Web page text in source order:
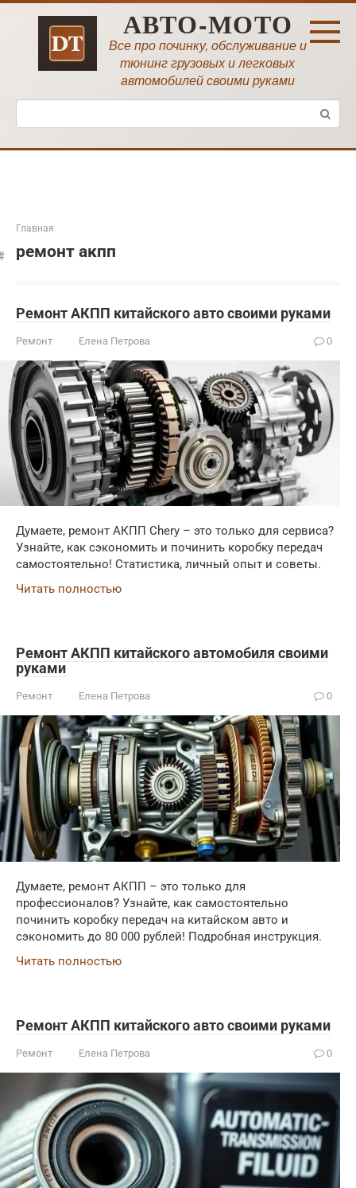
Перейти
АВТО-МОТО
Все про починку, обслуживание и
тюнинг грузовых и легковых
автомобилей своими руками
Поиск:
Главная
ремонт акпп
Ремонт АКПП китайского авто своими руками
Ремонт Елена Петрова 0
Думаете, ремонт АКПП Chery – это только для сервиса?
Узнайте, как сэкономить и починить коробку передач
самостоятельно! Статистика, личный опыт и советы.
Читать полностью
Ремонт АКПП китайского автомобиля своими
руками
Ремонт Елена Петрова 0
Думаете, ремонт АКПП – это только для
профессионалов? Узнайте, как самостоятельно
починить коробку передач на китайском авто и
сэкономить до 80 000 рублей! Подробная инструкция.
Читать полностью
Ремонт АКПП китайского авто своими руками
Ремонт Елена Петрова 0